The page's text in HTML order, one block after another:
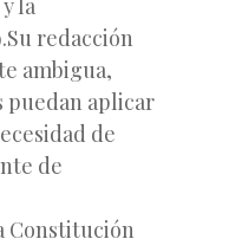
la
redacción
ambigua,
puedan aplicar
de
de
Constitución